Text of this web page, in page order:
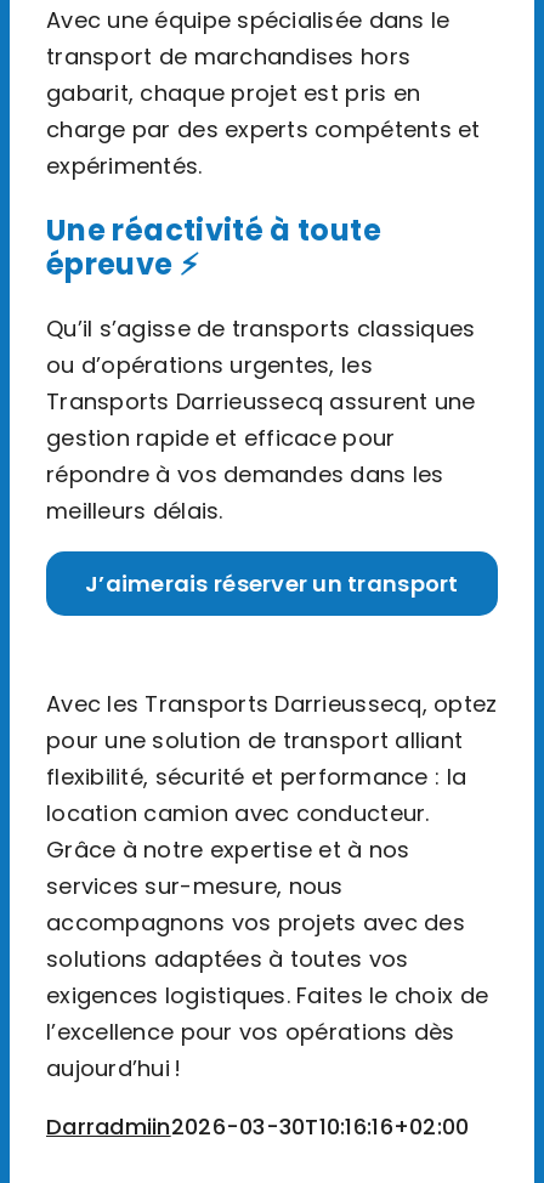
Avec une équipe spécialisée dans le
transport de marchandises hors
gabarit, chaque projet est pris en
charge par des experts compétents et
expérimentés.
Une réactivité à toute
épreuve ⚡
Qu’il s’agisse de transports classiques
ou d’opérations urgentes, les
Transports Darrieussecq assurent une
gestion rapide et efficace pour
répondre à vos demandes dans les
meilleurs délais.
J’aimerais réserver un transport
Avec les Transports Darrieussecq, optez
pour une solution de transport alliant
flexibilité, sécurité et performance : la
location camion avec conducteur.
Grâce à notre expertise et à nos
services sur-mesure, nous
accompagnons vos projets avec des
solutions adaptées à toutes vos
exigences logistiques. Faites le choix de
l’excellence pour vos opérations dès
aujourd’hui !
Darradmiin2026-03-30T10:16:16+02:00